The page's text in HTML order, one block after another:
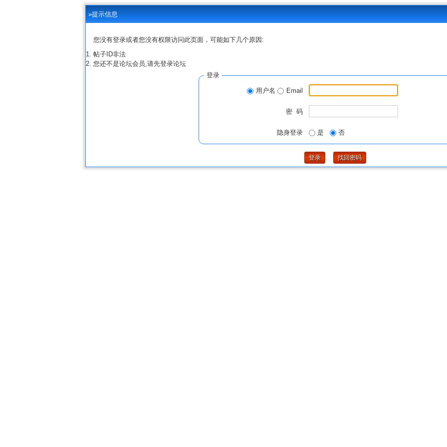
»提示信息
您没有登录或者您没有权限访问此页面，可能如下几个原因:
帖子ID非法
您还不是论坛会员,请先登录论坛
登录
用户名 Email
密 码
隐身登录 是 否